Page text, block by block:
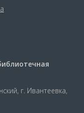
г. Ивантеевка,